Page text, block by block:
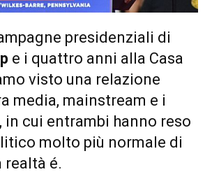
presidenziali di
e i quattro anni alla Casa
visto una relazione
media, mainstream e i
in cui entrambi hanno reso
molto più normale di
realtà é.